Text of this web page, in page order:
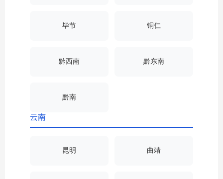
毕节 铜仁
黔西南 黔东南
黔南
云南
昆明 曲靖